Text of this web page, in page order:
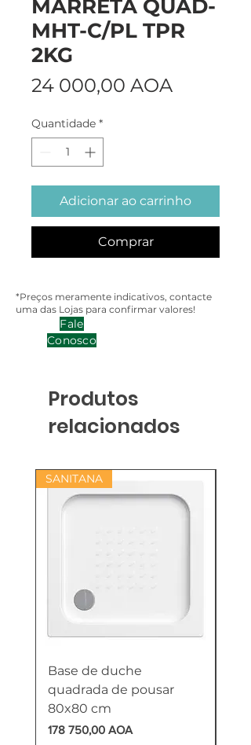
MARRETA QUAD-
MHT-C/PL TPR
2KG
24 000,00 AOA
Quantidade *
Adicionar ao carrinho
Comprar
*Preços meramente indicativos, contacte
uma das Lojas para confirmar valores!
Fale
Conosco
Produtos
relacionados
SANITANA
Base de duche
quadrada de pousar
80x80 cm
Preço
178 750,00 AOA